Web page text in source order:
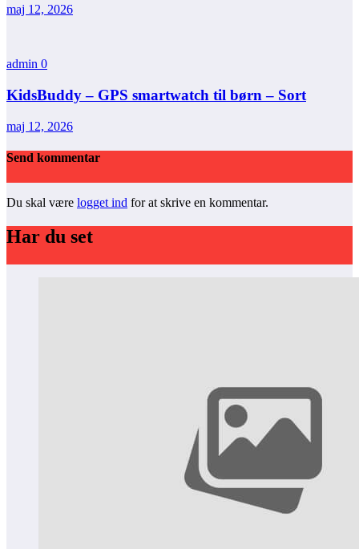
maj 12, 2026
admin 0
KidsBuddy – GPS smartwatch til børn – Sort
maj 12, 2026
Send kommentar
Du skal være logget ind for at skrive en kommentar.
Har du set